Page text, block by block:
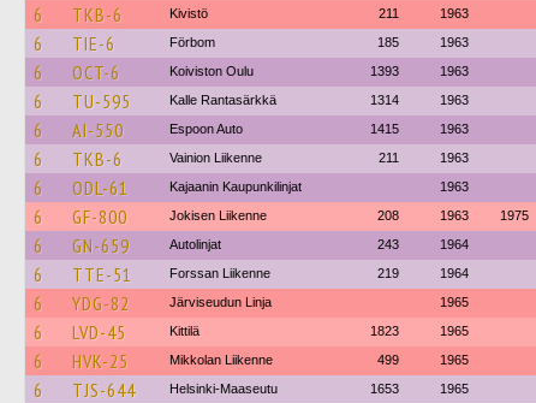
6 TKB-6 Kivistö 211 1963
6 TIE-6 Förbom 185 1963
6 OCT-6 Koiviston Oulu 1393 1963
6 TU-595 Kalle Rantasärkkä 1314 1963
6 AI-550 Espoon Auto 1415 1963
6 TKB-6 Vainion Liikenne 211 1963
6 ODL-61 Kajaanin Kaupunkilinjat 1963
6 GF-800 Jokisen Liikenne 208 1963 1975
6 GN-659 Autolinjat 243 1964
6 TTE-51 Forssan Liikenne 219 1964
6 YDG-82 Järviseudun Linja 1965
6 LVD-45 Kittilä 1823 1965
6 HVK-25 Mikkolan Liikenne 499 1965
6 TJS-644 Helsinki-Maaseutu 1653 1965